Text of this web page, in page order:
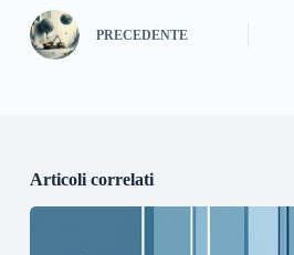
PRECEDENTE
Articoli correlati